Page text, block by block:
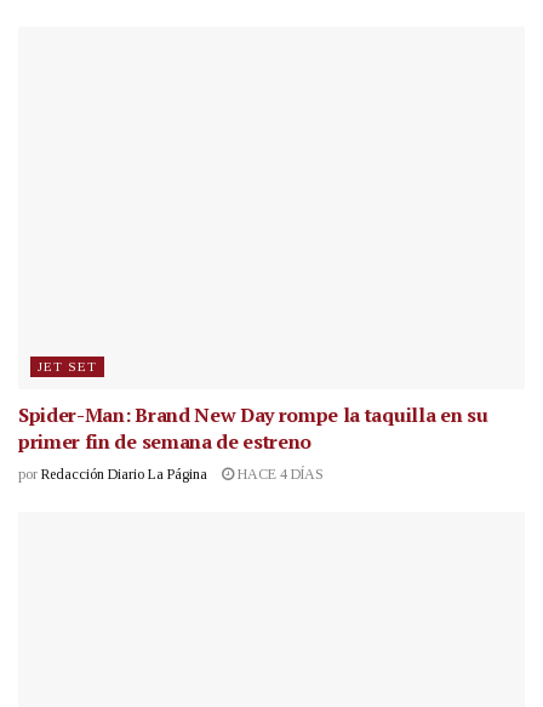
JET SET
Spider-Man: Brand New Day rompe la taquilla en su
primer fin de semana de estreno
por Redacción Diario La Página HACE 4 DÍAS